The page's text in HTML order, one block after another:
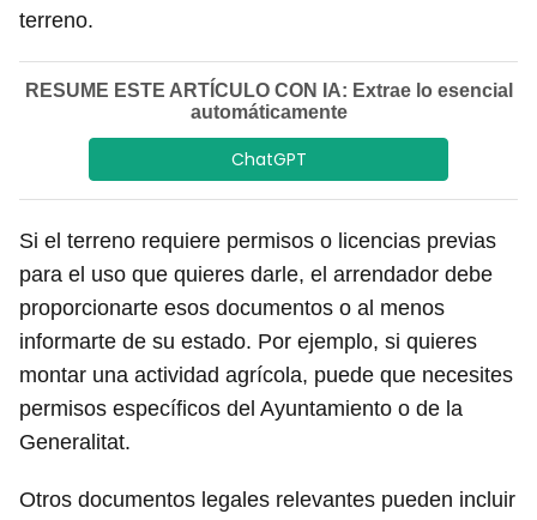
terreno.
RESUME ESTE ARTÍCULO CON IA: Extrae lo esencial
automáticamente
ChatGPT
Si el terreno requiere permisos o licencias previas
para el uso que quieres darle, el arrendador debe
proporcionarte esos documentos o al menos
informarte de su estado. Por ejemplo, si quieres
montar una actividad agrícola, puede que necesites
permisos específicos del Ayuntamiento o de la
Generalitat.
Otros documentos legales relevantes pueden incluir